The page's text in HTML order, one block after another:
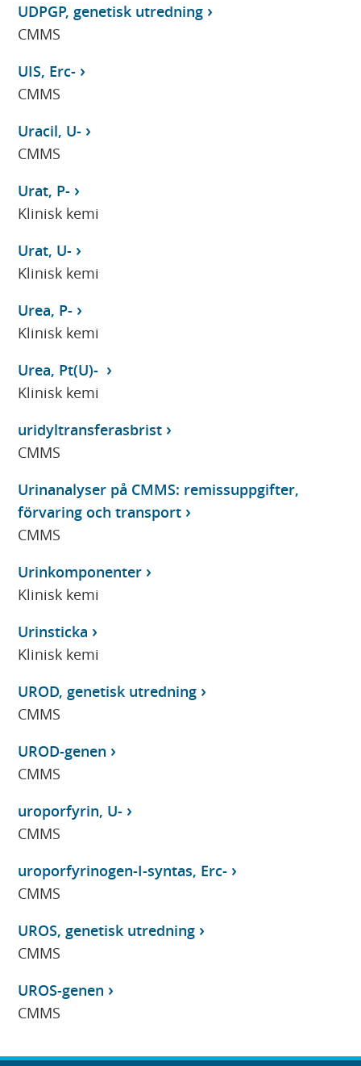
UDPGP, genetisk utredning
CMMS
UIS, Erc-
CMMS
Uracil, U-
CMMS
Urat, P-
Klinisk kemi
Urat, U-
Klinisk kemi
Urea, P-
Klinisk kemi
Urea, Pt(U)-
Klinisk kemi
uridyltransferasbrist
CMMS
Urinanalyser på CMMS: remissuppgifter,
förvaring och transport
CMMS
Urinkomponenter
Klinisk kemi
Urinsticka
Klinisk kemi
UROD, genetisk utredning
CMMS
UROD-genen
CMMS
uroporfyrin, U-
CMMS
uroporfyrinogen-I-syntas, Erc-
CMMS
UROS, genetisk utredning
CMMS
UROS-genen
CMMS